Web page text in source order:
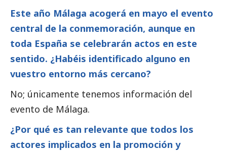
Este año Málaga acogerá en mayo el evento
central de la conmemoración, aunque en
toda España se celebrarán actos en este
sentido. ¿Habéis identificado alguno en
vuestro entorno más cercano?
No; únicamente tenemos información del
evento de Málaga.
¿Por qué es tan relevante que todos los
actores implicados en la promoción y